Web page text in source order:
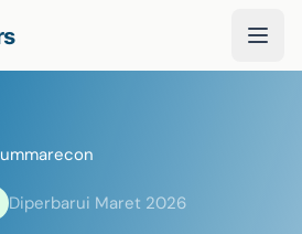
Diperbarui Maret 2026